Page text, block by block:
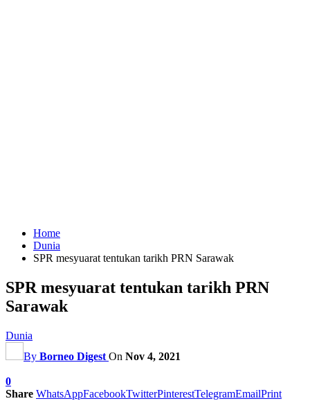
Home
Dunia
SPR mesyuarat tentukan tarikh PRN Sarawak
SPR mesyuarat tentukan tarikh PRN
Sarawak
Dunia
By Borneo Digest On Nov 4, 2021
0
Share WhatsAppFacebookTwitterPinterestTelegramEmailPrint